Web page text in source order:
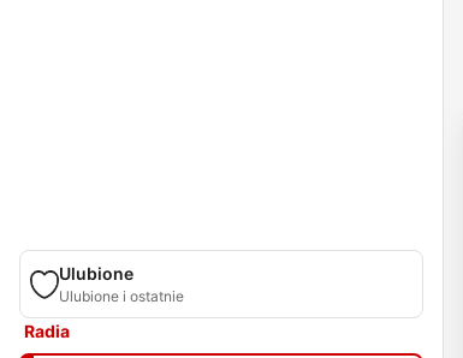
Ulubione
Ulubione i ostatnie
Radia